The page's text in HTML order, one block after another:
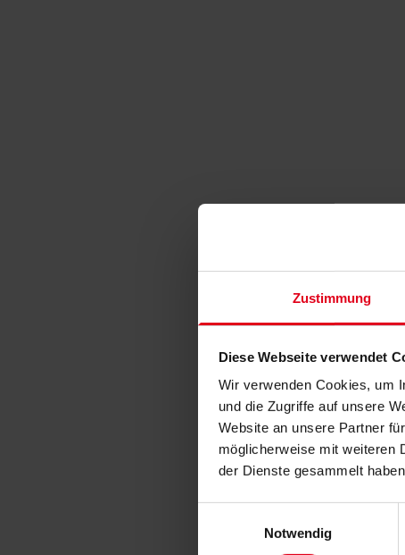
Zustimmung
Diese Webseite verwendet
Wir verwenden Cookies, um
und die Zugriffe auf unsere
Website an unsere Partner
möglicherweise mit weiteren
der Dienste gesammelt
Notwendig